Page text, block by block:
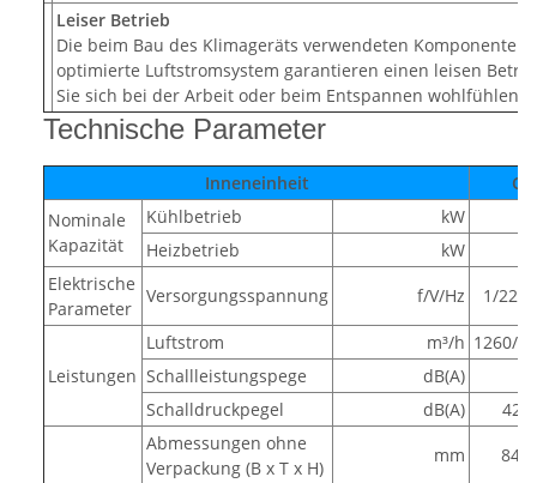
Leiser Betrieb
Die beim Bau des Klimageräts verwendeten Komponenten
optimierte Luftstromsystem garantieren einen leisen
Sie sich bei der Arbeit oder beim Entspannen wohlfühlen
Technische Parameter
Inneneinheit
Nominale
Kapazität
Kühlbetrieb
kW
Heizbetrieb
kW
Elektrische
Parameter
Versorgungsspannung f/V/Hz 1/
Leistungen
Luftstrom m³/h 1260/
Schallleistungspege
dB(A)
Schalldruckpegel
dB(A)
42/
Abmessungen ohne
Verpackung (B x T x H)
mm